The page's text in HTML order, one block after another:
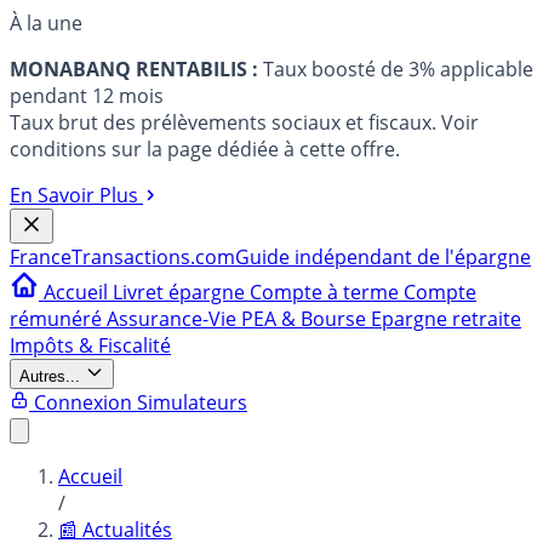
À la une
MONABANQ RENTABILIS : Taux boosté de 3% applicable
pendant 12 mois
Taux brut des prélèvements sociaux et fiscaux. Voir
conditions sur la page dédiée à cette offre.
En Savoir Plus
FranceTransactions.comGuide indépendant de l'épargne
Accueil Livret épargne Compte à terme Compte
rémunéréAssurance-Vie PEA & Bourse Epargne retraite
Impôts & Fiscalité
Autres...
Connexion Simulateurs
Accueil
/
📰 Actualités